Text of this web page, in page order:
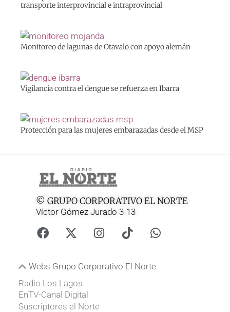
transporte interprovincial e intraprovincial
Monitoreo de lagunas de Otavalo con apoyo alemán
Vigilancia contra el dengue se refuerza en Ibarra
Protección para las mujeres embarazadas desde el MSP
© GRUPO CORPORATIVO EL NORTE
Víctor Gómez Jurado 3-13
Webs Grupo Corporativo El Norte
Radio Los Lagos
EnTV-Canal Digital
Suscriptores el Norte